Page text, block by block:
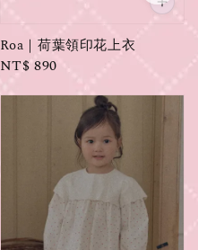
Roa｜荷葉領印花上衣
Regular
NT$ 890